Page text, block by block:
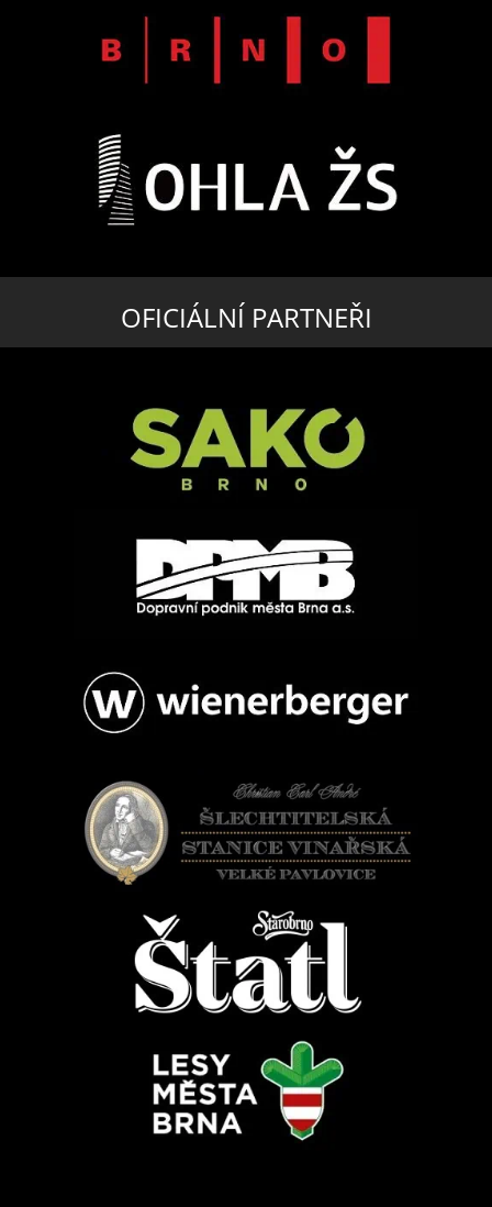
OFICIÁLNÍ PARTNEŘI